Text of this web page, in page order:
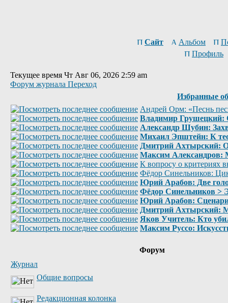
Сайт Альбом
Профиль
Текущее время Чт Авг 06, 2026 2:59 am
Форум журнала Переход
Избранные
Андрей Орм: «Песнь
Владимир Грушецкий:
Александр Шубин:
Михаил Эпштейн: К
Дмитрий Ахтырский:
Максим Александров:
К вопросу о критериях
Фёдор Синельников:
Юрий Арабов: Две
Фёдор Синельников >
Юрий Арабов:
Дмитрий Ахтырский:
Яков Учитель: Кто
Максим Руссо:
Форум
Журнал
Общие вопросы
Редакционная колонка